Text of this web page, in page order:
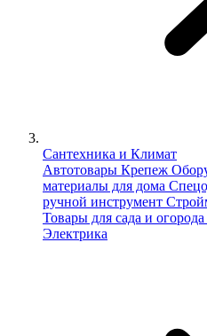
Сантехника и Климат
Автотовары Крепеж
материалы для дома
ручной инструмент
Товары для сада и огорода
Электрика